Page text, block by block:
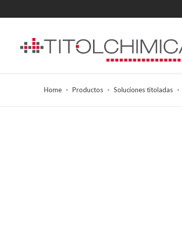
Home Productos Soluciones titoladas